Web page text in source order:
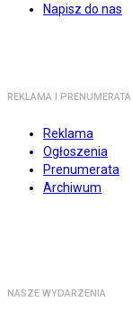
Napisz do nas
REKLAMA I PRENUMERATA
Reklama
Ogłoszenia
Prenumerata
Archiwum
NASZE WYDARZENIA